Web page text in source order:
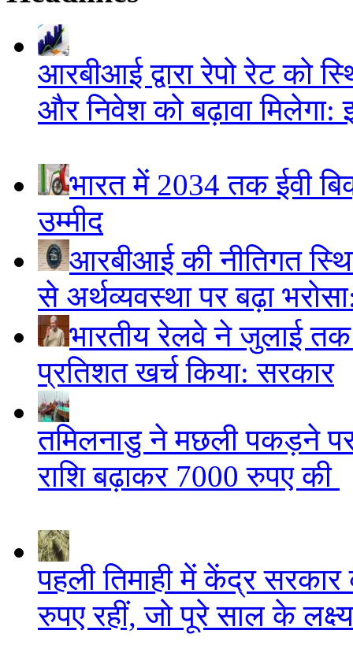
आरबीआई द्वारा रेपो रेट को
और निवेश को बढ़ावा मिलेगा:
भारत में 2034 तक ईवी
उम्मीद
आरबीआई की नीतिगत
से अर्थव्यवस्था पर बढ़ा
भारतीय रेलवे ने जुलाई तक
प्रतिशत खर्च किया: सरकार
तमिलनाडु ने मछली पकड़ने पर
राशि बढ़ाकर 7000 रुपए की
पहली तिमाही में केंद्र सरकार
रुपए रहीं, जो पूरे साल के